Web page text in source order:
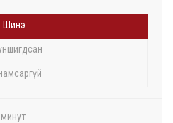
Шинэ